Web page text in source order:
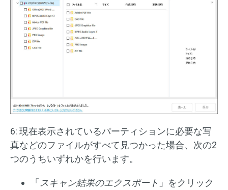
6: 現在表示されているパーティションに必要な写
真などのファイルがすべて見つかった場合、次の2
つのうちいずれかを行います。
「 スキャン結果のエクスポート 」をクリック